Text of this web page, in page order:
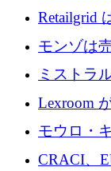
100万ユ
Retailgrid
ラウンド
ゲットに
モンゾは
ミストラ
Lexroom
てヨーロ
モウロ・
ローズで4
CRACI、